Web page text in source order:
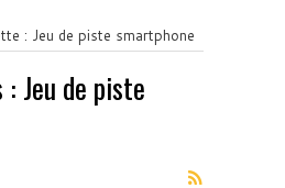
: Jeu de piste smartphone
: Jeu de piste